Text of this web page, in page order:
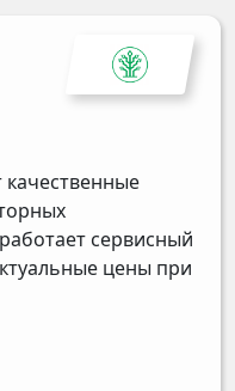
сервисный
цены при